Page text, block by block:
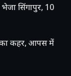
सिंगापुर, 10
का कहर, आपस में